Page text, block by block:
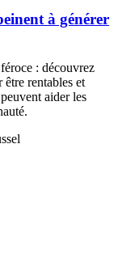
à générer
: découvrez
rentables et
aider les